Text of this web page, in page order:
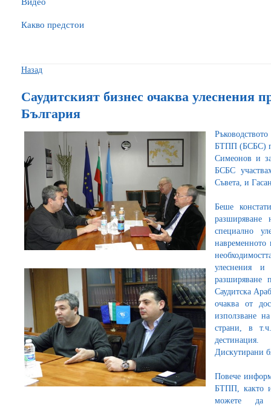
Какво предстои
Назад
Саудитският бизнес очаква улеснения
България
БТПП (БСБС)
Симеонов и
БСБС
Съвета, и
Беше
специално
навременното
улеснения и
разширяване
Саудитска
очаква от
използване
страни, в
дестинация.
Дискутирани
Повече
БТПП, както
можете